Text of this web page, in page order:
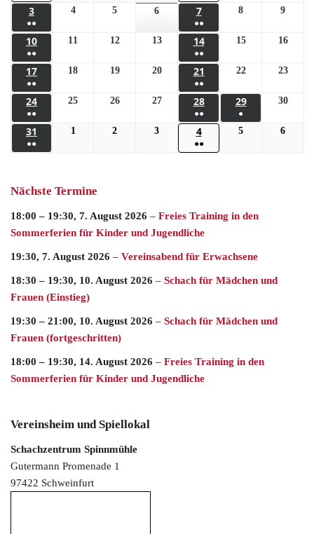
3
●●
4 5 6 7
●●
8 9
10
●●
11 12 13 14
●●
15 16
17
●●
18 19 20 21
●●
22 23
24
●●
25 26 27 28
●●
29
●
30
31
●●
1 2 3 4
●●
5 6
Nächste Termine
18:00 – 19:30, 7. August 2026 – Freies Training in den
Sommerferien für Kinder und Jugendliche
19:30, 7. August 2026 – Vereinsabend für Erwachsene
18:30 – 19:30, 10. August 2026 – Schach für Mädchen und
Frauen (Einstieg)
19:30 – 21:00, 10. August 2026 – Schach für Mädchen und
Frauen (fortgeschritten)
18:00 – 19:30, 14. August 2026 – Freies Training in den
Sommerferien für Kinder und Jugendliche
Vereinsheim und Spiellokal
Schachzentrum Spinnmühle
Gutermann Promenade 1
97422 Schweinfurt